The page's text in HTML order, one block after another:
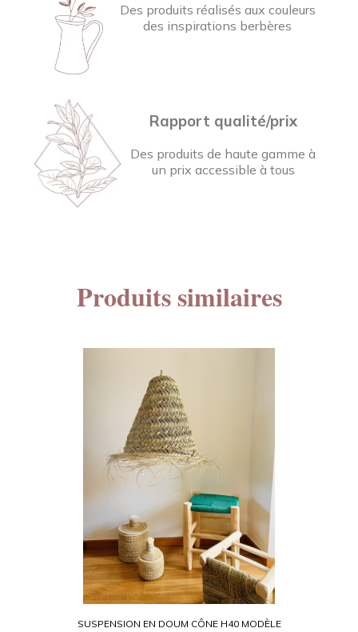
Des produits réalisés aux couleurs
des inspirations berbères
Rapport qualité/prix
Des produits de haute gamme à
un prix accessible à tous
Produits similaires
SUSPENSION EN DOUM CÔNE H40 MODÈLE